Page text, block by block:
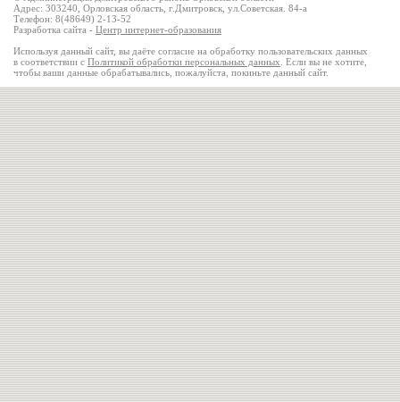
Адрес: 303240, Орловская область, г.Дмитровск, ул.Советская. 84-а
Телефон: 8(48649) 2-13-52
Разработка сайта - Центр интернет-образования
Используя данный сайт, вы даёте согласие на обработку пользовательских данных
в соответствии с Политикой обработки персональных данных . Если вы не хотите,
чтобы ваши данные обрабатывались, пожалуйста, покиньте данный сайт.